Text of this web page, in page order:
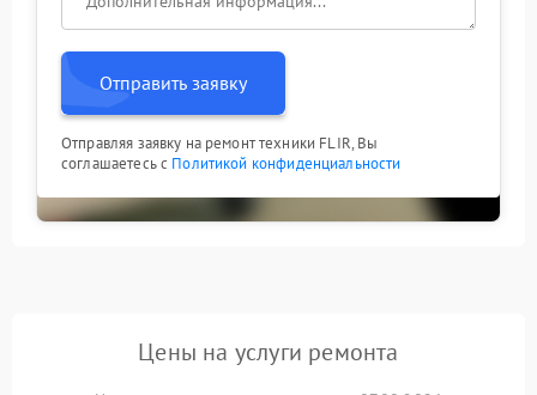
Отправить заявку
Отправляя заявку на ремонт техники FLIR, Вы
соглашаетесь с Политикой конфиденциальности
Цены на услуги ремонта